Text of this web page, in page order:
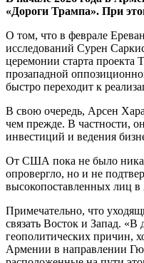
«Дороги Трампа». При
О том, что в феврале
исследований Сурен
церемонии старта проекта
прозападной
быстро переходит к
В свою очередь, Арсен
чем прежде. В частности,
инвестиций и ведения
От США пока не было
опровергло, но и не
высокопоставленных лиц в
Примечательно, что
связать Восток и Запад.
геополитических причин,
Армении в направлении